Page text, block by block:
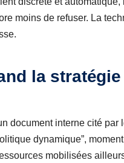
moins de refuser. La
la
document interne cité par
dynamique”,
mobilisées